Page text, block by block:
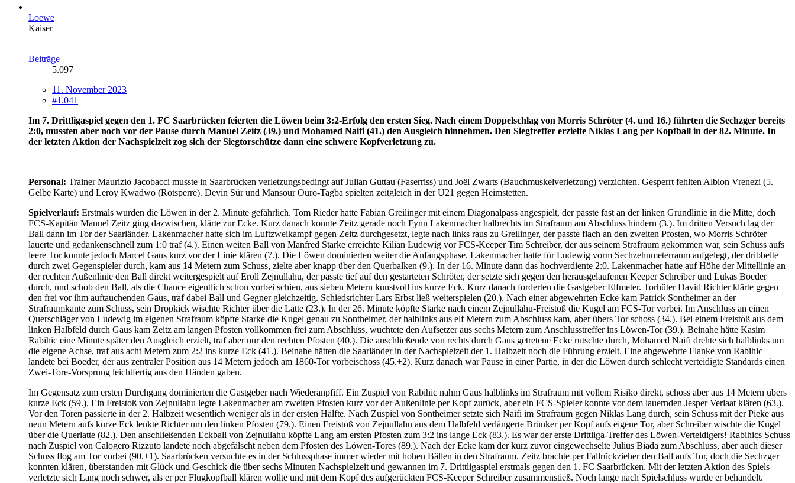
Loewe
Kaiser
Beiträge
5.097
11. November 2023
#1.041
Im 7. Drittligaspiel gegen den 1. FC Saarbrücken feierten die Löwen beim 3:2-Erfolg den ersten Sieg. Nach einem Doppelschlag von Morris Schröter (4. und 16.) führten die Sechzger bereits
2:0, mussten aber noch vor der Pause durch Manuel Zeitz (39.) und Mohamed Naifi (41.) den Ausgleich hinnehmen. Den Siegtreffer erzielte Niklas Lang per Kopfball in der 82. Minute. In
der letzten Aktion der Nachspielzeit zog sich der Siegtorschütze dann eine schwere Kopfverletzung zu.
Personal: Trainer Maurizio Jacobacci musste in Saarbrücken verletzungsbedingt auf Julian Guttau (Faserriss) und Joël Zwarts (Bauchmuskelverletzung) verzichten. Gesperrt fehlten Albion Vrenezi (5.
Gelbe Karte) und Leroy Kwadwo (Rotsperre). Devin Sür und Mansour Ouro-Tagba spielten zeitgleich in der U21 gegen Heimstetten.
Spielverlauf: Erstmals wurden die Löwen in der 2. Minute gefährlich. Tom Rieder hatte Fabian Greilinger mit einem Diagonalpass angespielt, der passte fast an der linken Grundlinie in die Mitte, doch
FCS-Kapitän Manuel Zeitz ging dazwischen, klärte zur Ecke. Kurz danach konnte Zeitz gerade noch Fynn Lakenmacher halbrechts im Strafraum am Abschluss hindern (3.). Im dritten Versuch lag der
Ball dann im Tor der Saarländer. Lakenmacher hatte sich im Luftzweikampf gegen Zeitz durchgesetzt, legte nach links raus zu Greilinger, der passte flach an den zweiten Pfosten, wo Morris Schröter
lauerte und gedankenschnell zum 1:0 traf (4.). Einen weiten Ball von Manfred Starke erreichte Kilian Ludewig vor FCS-Keeper Tim Schreiber, der aus seinem Strafraum gekommen war, sein Schuss aufs
leere Tor konnte jedoch Marcel Gaus kurz vor der Linie klären (7.). Die Löwen dominierten weiter die Anfangsphase. Lakenmacher hatte für Ludewig vorm Sechzehnmeterraum aufgelegt, der dribbelte
durch zwei Gegenspieler durch, kam aus 14 Metern zum Schuss, zielte aber knapp über den Querbalken (9.). In der 16. Minute dann das hochverdiente 2:0. Lakenmacher hatte auf Höhe der Mittellinie an
der rechten Außenlinie den Ball direkt weitergespielt auf Eroll Zejnullahu, der passte tief auf den gestarteten Schröter, der setzte sich gegen den herausgelaufenen Keeper Schreiber und Lukas Boeder
durch, und schob den Ball, als die Chance eigentlich schon vorbei schien, aus sieben Metern kunstvoll ins kurze Eck. Kurz danach forderten die Gastgeber Elfmeter. Torhüter David Richter klärte gegen
den frei vor ihm auftauchenden Gaus, traf dabei Ball und Gegner gleichzeitig. Schiedsrichter Lars Erbst ließ weiterspielen (20.). Nach einer abgewehrten Ecke kam Patrick Sontheimer an der
Strafraumkante zum Schuss, sein Dropkick wischte Richter über die Latte (23.). In der 26. Minute köpfte Starke nach einem Zejnullahu-Freistoß die Kugel am FCS-Tor vorbei. Im Anschluss an einen
Querschläger von Ludewig im eigenen Strafraum köpfte Starke die Kugel genau zu Sontheimer, der halblinks aus elf Metern zum Abschluss kam, aber übers Tor schoss (34.). Bei einem Freistoß aus dem
linken Halbfeld durch Gaus kam Zeitz am langen Pfosten vollkommen frei zum Abschluss, wuchtete den Aufsetzer aus sechs Metern zum Anschlusstreffer ins Löwen-Tor (39.). Beinahe hätte Kasim
Rabihic eine Minute später den Ausgleich erzielt, traf aber nur den rechten Pfosten (40.). Die anschließende von rechts durch Gaus getretene Ecke rutschte durch, Mohamed Naifi drehte sich halblinks um
die eigene Achse, traf aus acht Metern zum 2:2 ins kurze Eck (41.). Beinahe hätten die Saarländer in der Nachspielzeit der 1. Halbzeit noch die Führung erzielt. Eine abgewehrte Flanke von Rabihic
landete bei Boeder, der aus zentraler Position aus 14 Metern jedoch am 1860-Tor vorbeischoss (45.+2). Kurz danach war Pause in einer Partie, in der die Löwen durch schlecht verteidigte Standards einen
Zwei-Tore-Vorsprung leichtfertig aus den Händen gaben.
Im Gegensatz zum ersten Durchgang dominierten die Gastgeber nach Wiederanpfiff. Ein Zuspiel von Rabihic nahm Gaus halblinks im Strafraum mit vollem Risiko direkt, schoss aber aus 14 Metern übers
kurze Eck (59.). Ein Freistoß von Zejnullahu legte Lakenmacher am zweiten Pfosten kurz vor der Außenlinie per Kopf zurück, aber ein FCS-Spieler konnte vor dem lauernden Jesper Verlaat klären (63.).
Vor den Toren passierte in der 2. Halbzeit wesentlich weniger als in der ersten Hälfte. Nach Zuspiel von Sontheimer setzte sich Naifi im Strafraum gegen Niklas Lang durch, sein Schuss mit der Pieke aus
neun Metern aufs kurze Eck lenkte Richter um den linken Pfosten (79.). Einen Freistoß von Zejnullahu aus dem Halbfeld verlängerte Brünker per Kopf aufs eigene Tor, aber Schreiber wischte die Kugel
über die Querlatte (82.). Den anschließenden Eckball von Zejnullahu köpfte Lang am ersten Pfosten zum 3:2 ins lange Eck (83.). Es war der erste Drittliga-Treffer des Löwen-Verteidigers! Rabihics Schuss
nach Zuspiel von Calogero Rizzuto landete noch abgefälscht neben dem Pfosten des Löwen-Tores (89.). Nach der Ecke kam der kurz zuvor eingewechselte Julius Biada zum Abschluss, aber auch dieser
Schuss flog am Tor vorbei (90.+1). Saarbrücken versuchte es in der Schlussphase immer wieder mit hohen Bällen in den Strafraum. Zeitz brachte per Fallrückzieher den Ball aufs Tor, doch die Sechzger
konnten klären, überstanden mit Glück und Geschick die über sechs Minuten Nachspielzeit und gewannen im 7. Drittligaspiel erstmals gegen den 1. FC Saarbrücken. Mit der letzten Aktion des Spiels
verletzte sich Lang noch schwer, als er per Flugkopfball klären wollte und mit dem Kopf des aufgerückten FCS-Keeper Schreiber zusammenstieß. Noch lange nach Spielschluss wurde er behandelt.